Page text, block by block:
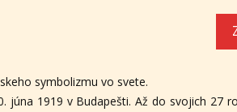
symbolizmu vo svete.
júna 1919 v Budapešti. Až do svojich 27